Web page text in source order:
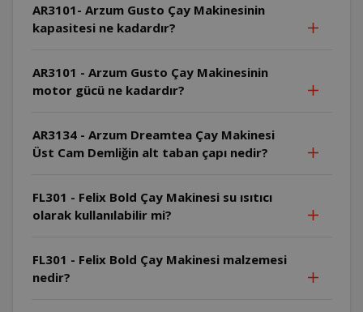
AR3101- Arzum Gusto Çay Makinesinin
kapasitesi ne kadardır?
AR3101 - Arzum Gusto Çay Makinesinin
motor gücü ne kadardır?
AR3134 - Arzum Dreamtea Çay Makinesi
Üst Cam Demliğin alt taban çapı nedir?
FL301 - Felix Bold Çay Makinesi su ısıtıcı
olarak kullanılabilir mi?
FL301 - Felix Bold Çay Makinesi malzemesi
nedir?